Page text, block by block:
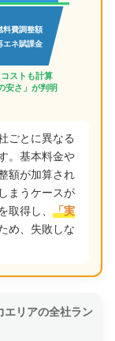
料費調整額
エネ賦課金
ストも計算
安さ」が判明
ごとに異なる
。基本料金や
額が加算され
まうケースが
得し、 「実
め、失敗しな
エリアの全社ラン